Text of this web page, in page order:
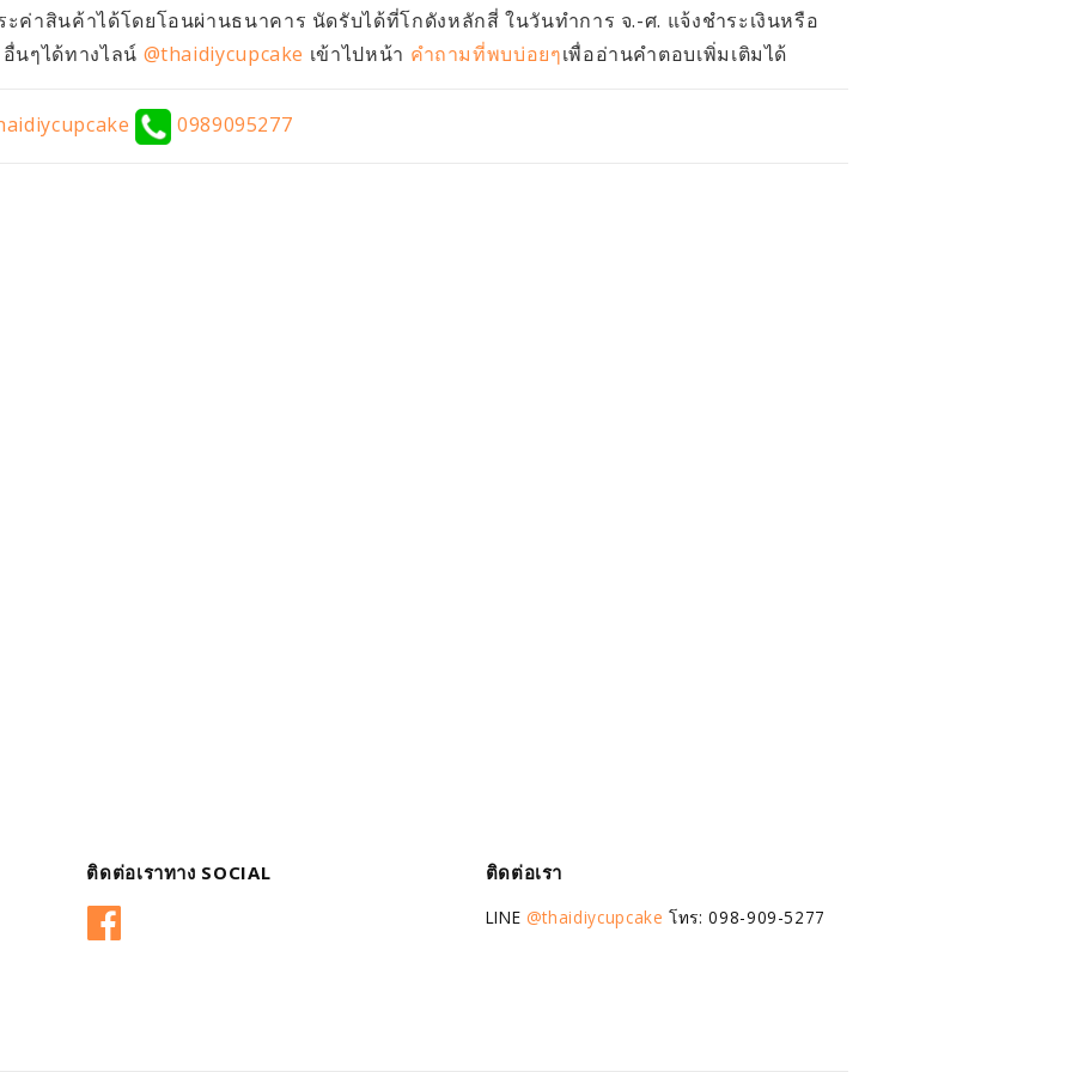
ะค่าสินค้าได้โดยโอนผ่านธนาคาร นัดรับได้ที่โกดังหลักสี่ ในวันทำการ จ.-ศ. แจ้งชำระเงินหรือ
นๆได้ทางไลน์ @thaidiycupcake เข้าไปหน้า คำถามที่พบบ่อยๆเพื่ออ่านคำตอบเพิ่มเติมได้
0989095277
ติดต่อเราทาง SOCIAL ติดต่อเรา
LINE @thaidiycupcake โทร: 098-909-5277